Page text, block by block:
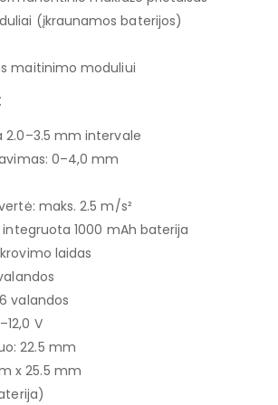
(įkraunamos baterijos)
maitinimo moduliui
2.0–3.5 mm intervale
0–4,0 mm
maks. 2.5 m/s²
1000 mAh baterija
laidas
valandos
V
22.5 mm
x 25.5 mm